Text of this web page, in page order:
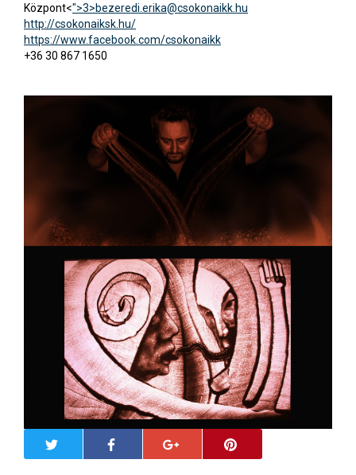
Központ<">3>bezeredi.erika@csokonaikk.hu
http://csokonaiksk.hu/
https://www.facebook.com/csokonaikk
+36 30 867 1650